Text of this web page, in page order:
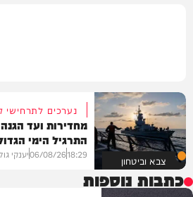
צבא וביטחון
נערכים לתרחישי
מחדירות ועד
התרגיל הימי
18:29
06/08/26יענקי
כתבות נוספות